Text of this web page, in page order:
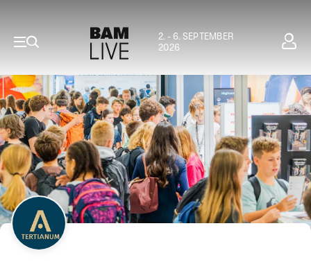
2. - 6. SEPTEMBER
2026